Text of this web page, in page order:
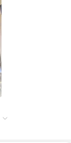
przy Reja 43